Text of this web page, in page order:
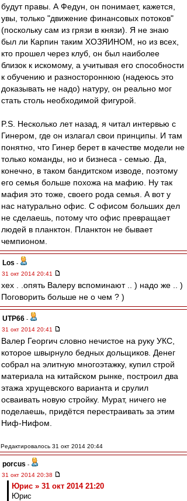
будут правы. А Федун, он понимает, кажется,
увы, только "движение финансовых потоков"
(поскольку сам из грязи в князи). Я не знаю
был ли Карпин таким ХОЗЯИНОМ, но из всех,
кто прошел через клуб, он был наиболее
близок к искомому, а учитывая его способности
к обучению и разностороннюю (надеюсь это
доказывать не надо) натуру, он реально мог
стать столь необходимой фигурой.
P.S. Несколько лет назад, я читал интервью с
Гинером, где он излагал свои принципы. И там
понятно, что Гинер берет в качестве модели не
только команды, но и бизнеса - семью. Да,
конечно, в таком бандитском изводе, поэтому
его семья больше похожа на мафию. Ну так
мафия это тоже, своего рода семья. А вот у
нас натурально офис. С офисом больших дел
не сделаешь, потому что офис превращает
людей в планктон. Планктон не бывает
чемпионом.
Los -
31 окт 2014 20:41
хех . .опять Валеру вспоминают .. ) надо же .. )
Поговорить больше не о чем ? )
UTP66 -
31 окт 2014 20:41
Валер Георгич словно нечистое на руку УКС,
которое швырнуло бедных дольщиков. Денег
собрал на элитную многоэтажку, купил строй
материала на китайском рынке, построил два
этажа хрущевского варианта и срулил
осваивать новую стройку. Мурат, ничего не
поделаешь, придётся перестраивать за этим
Ниф-Нифом.
Редактировалось 31 окт 2014 20:44
porcus -
31 окт 2014 20:38
Юрис » 31 окт 2014 21:20
Юрис